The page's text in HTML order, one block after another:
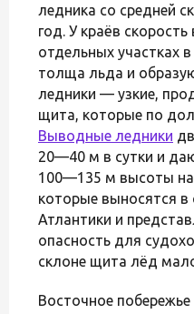
ледника со средней
год. У краёв скорость
отдельных участках
толща льда и
ледники — узкие,
щита, которые по
Выводные ледники
20—40 м в сутки и
100—135 м высоты
которые выносятся в
Атлантики и
опасность для
склоне щита лёд
Восточное